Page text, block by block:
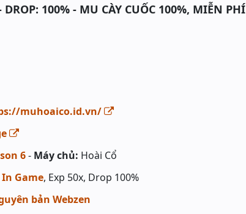
100% - MU CÀY CUỐC 100%, MIỄN PHÍ
muhoaico.id.vn/
6- Máy chủ: Hoài Cổ
In Game, Exp 50x, Drop 100%
bản Webzen